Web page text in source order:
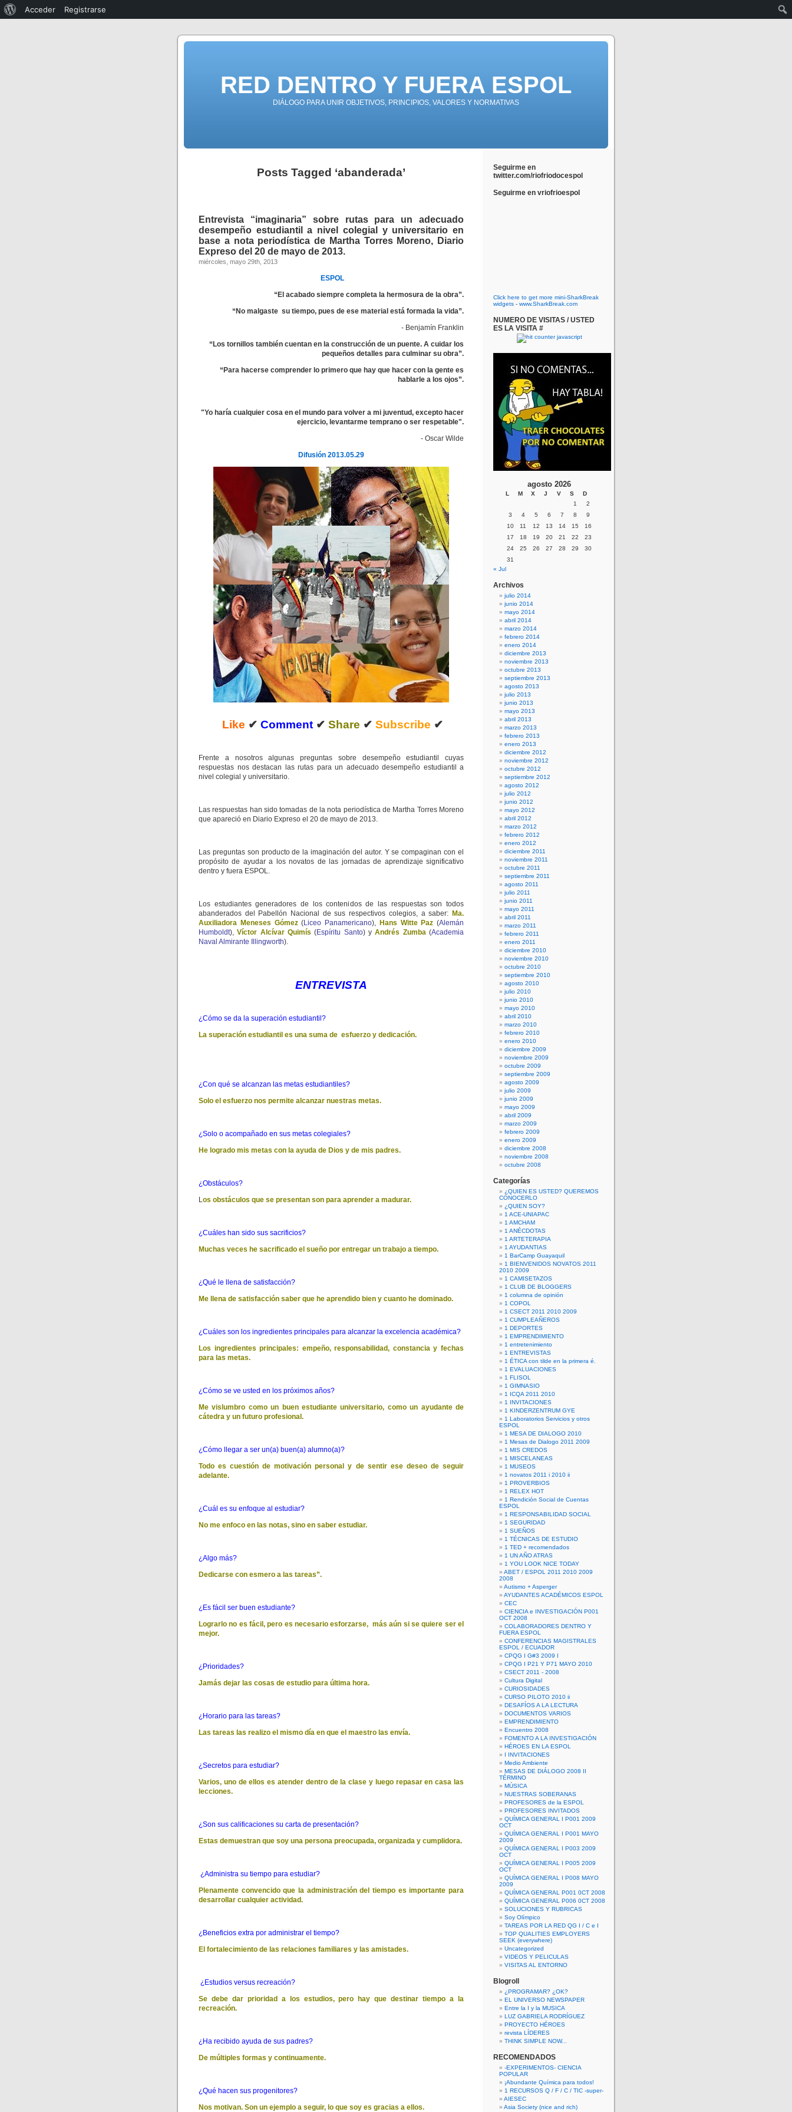
RED DENTRO Y FUERA ESPOL
DIÁLOGO PARA UNIR OBJETIVOS, PRINCIPIOS, VALORES Y NORMATIVAS
Posts Tagged ‘abanderada’
Entrevista “imaginaria” sobre rutas para un adecuado
desempeño estudiantil a nivel colegial y universitario en
base a nota periodística de Martha Torres Moreno, Diario
Expreso del 20 de mayo de 2013.
miércoles, mayo 29th, 2013
ESPOL
“El acabado siempre completa la hermosura de la obra”.
“No malgaste su tiempo, pues de ese material está formada la vida”.
- Benjamín Franklin
“Los tornillos también cuentan en la construcción de un puente. A cuidar los
pequeños detalles para culminar su obra”.
“Para hacerse comprender lo primero que hay que hacer con la gente es
hablarle a los ojos”.
"Yo haría cualquier cosa en el mundo para volver a mi juventud, excepto hacer
ejercicio, levantarme temprano o ser respetable".
- Oscar Wilde
Difusión 2013.05.29
Like ✔ Comment ✔ Share ✔ Subscribe ✔
Frente a nosotros algunas preguntas sobre desempeño estudiantil cuyas
respuestas nos destacan las rutas para un adecuado desempeño estudiantil a
nivel colegial y universitario.
Las respuestas han sido tomadas de la nota periodística de Martha Torres Moreno
que apareció en Diario Expreso el 20 de mayo de 2013.
Las preguntas son producto de la imaginación del autor. Y se compaginan con el
propósito de ayudar a los novatos de las jornadas de aprendizaje significativo
dentro y fuera ESPOL.
Los estudiantes generadores de los contenidos de las respuestas son todos
abanderados del Pabellón Nacional de sus respectivos colegios, a saber: Ma.
Auxiliadora Meneses Gómez (Liceo Panamericano), Hans Witte Paz (Alemán
Humboldt),Víctor Alcívar Quimís (Espíritu Santo) yAndrés Zumba(Academia
Naval Almirante Illingworth).
ENTREVISTA
¿Cómo se da la superación estudiantil?
La superación estudiantil es una suma de esfuerzo y dedicación.
¿Con qué se alcanzan las metas estudiantiles?
Solo el esfuerzo nos permite alcanzar nuestras metas.
¿Solo o acompañado en sus metas colegiales?
He logrado mis metas con la ayuda de Dios y de mis padres.
¿Obstáculos?
Los obstáculos que se presentan son para aprender a madurar.
¿Cuáles han sido sus sacrificios?
Muchas veces he sacrificado el sueño por entregar un trabajo a tiempo.
¿Qué le llena de satisfacción?
Me llena de satisfacción saber que he aprendido bien y cuanto he dominado.
¿Cuáles son los ingredientes principales para alcanzar la excelencia académica?
Los ingredientes principales: empeño, responsabilidad, constancia y fechas
para las metas.
¿Cómo se ve usted en los próximos años?
Me vislumbro como un buen estudiante universitario, como un ayudante de
cátedra y un futuro profesional.
¿Cómo llegar a ser un(a) buen(a) alumno(a)?
Todo es cuestión de motivación personal y de sentir ese deseo de seguir
adelante.
¿Cuál es su enfoque al estudiar?
No me enfoco en las notas, sino en saber estudiar.
¿Algo más?
Dedicarse con esmero a las tareas”.
¿Es fácil ser buen estudiante?
Lograrlo no es fácil, pero es necesario esforzarse, más aún si se quiere ser el
mejor.
¿Prioridades?
Jamás dejar las cosas de estudio para última hora.
¿Horario para las tareas?
Las tareas las realizo el mismo día en que el maestro las envía.
¿Secretos para estudiar?
Varios, uno de ellos es atender dentro de la clase y luego repasar en casa las
lecciones.
¿Son sus calificaciones su carta de presentación?
Estas demuestran que soy una persona preocupada, organizada y cumplidora.
¿Administra su tiempo para estudiar?
Plenamente convencido que la administración del tiempo es importante para
desarrollar cualquier actividad.
¿Beneficios extra por administrar el tiempo?
El fortalecimiento de las relaciones familiares y las amistades.
¿Estudios versus recreación?
Se debe dar prioridad a los estudios, pero hay que destinar tiempo a la
recreación.
¿Ha recibido ayuda de sus padres?
De múltiples formas y continuamente.
¿Qué hacen sus progenitores?
Nos motivan. Son un ejemplo a seguir, lo que soy es gracias a ellos.
Seguirme en
twitter.com/riofriodocespol
Seguirme en vriofrioespol
Click here to get more mini-SharkBreak
widgets - www.SharkBreak.com
NUMERO DE VISITAS / USTED
ES LA VISITA #
agosto 2026
L M X J V S
D
1
2
3
4 5 6 7 8
9
10
11 12 13 14 15
16
17
18 19 20 21 22
23
24
25 26 27 28 29
30
31
« Jul
Archivos
julio 2014
junio 2014
mayo 2014
abril 2014
marzo 2014
febrero 2014
enero 2014
diciembre 2013
noviembre 2013
octubre 2013
septiembre 2013
agosto 2013
julio 2013
junio 2013
mayo 2013
abril 2013
marzo 2013
febrero 2013
enero 2013
diciembre 2012
noviembre 2012
octubre 2012
septiembre 2012
agosto 2012
julio 2012
junio 2012
mayo 2012
abril 2012
marzo 2012
febrero 2012
enero 2012
diciembre 2011
noviembre 2011
octubre 2011
septiembre 2011
agosto 2011
julio 2011
junio 2011
mayo 2011
abril 2011
marzo 2011
febrero 2011
enero 2011
diciembre 2010
noviembre 2010
octubre 2010
septiembre 2010
agosto 2010
julio 2010
junio 2010
mayo 2010
abril 2010
marzo 2010
febrero 2010
enero 2010
diciembre 2009
noviembre 2009
octubre 2009
septiembre 2009
agosto 2009
julio 2009
junio 2009
mayo 2009
abril 2009
marzo 2009
febrero 2009
enero 2009
diciembre 2008
noviembre 2008
octubre 2008
Categorías
¿QUIEN ES USTED? QUEREMOS
CONOCERLO
¿QUIEN SOY?
1 ACE-UNIAPAC
1 AMCHAM
1 ANÉCDOTAS
1 ARTETERAPIA
1 AYUDANTIAS
1 BarCamp Guayaquil
1 BIENVENIDOS NOVATOS 2011
2010 2009
1 CAMISETAZOS
1 CLUB DE BLOGGERS
1 columna de opinión
1 COPOL
1 CSECT 2011 2010 2009
1 CUMPLEAÑEROS
1 DEPORTES
1 EMPRENDIMIENTO
1 entretenimiento
1 ENTREVISTAS
1 ÉTICA con tilde en la primera é.
1 EVALUACIONES
1 FLISOL
1 GIMNASIO
1 ICQA 2011 2010
1 INVITACIONES
1 KINDERZENTRUM GYE
1 Laboratorios Servicios y otros
ESPOL
1 MESA DE DIALOGO 2010
1 Mesas de Dialogo 2011 2009
1 MIS CREDOS
1 MISCELANEAS
1 MUSEOS
1 novatos 2011 i 2010 ii
1 PROVERBIOS
1 RELEX HOT
1 Rendición Social de Cuentas
ESPOL
1 RESPONSABILIDAD SOCIAL
1 SEGURIDAD
1 SUEÑOS
1 TÉCNICAS DE ESTUDIO
1 TED + recomendados
1 UN AÑO ATRAS
1 YOU LOOK NICE TODAY
ABET / ESPOL 2011 2010 2009
2008
Autismo + Asperger
AYUDANTES ACADÉMICOS ESPOL
CEC
CIENCIA e INVESTIGACIÓN P001
OCT 2008
COLABORADORES DENTRO Y
FUERA ESPOL
CONFERENCIAS MAGISTRALES
ESPOL / ECUADOR
CPQG I G#3 2009 I
CPQG I P21 Y P71 MAYO 2010
CSECT 2011 - 2008
Cultura Digital
CURIOSIDADES
CURSO PILOTO 2010 ii
DESAFÍOS A LA LECTURA
DOCUMENTOS VARIOS
EMPRENDIMIENTO
Encuentro 2008
FOMENTO A LA INVESTIGACIÓN
HÉROES EN LA ESPOL
I INVITACIONES
Medio Ambiente
MESAS DE DIÁLOGO 2008 II
TÉRMINO
MÚSICA
NUESTRAS SOBERANAS
PROFESORES de la ESPOL
PROFESORES INVITADOS
QUÍMICA GENERAL I P001 2009
OCT
QUÍMICA GENERAL I P001 MAYO
2009
QUÍMICA GENERAL I P003 2009
OCT
QUÍMICA GENERAL I P005 2009
OCT
QUÍMICA GENERAL I P008 MAYO
2009
QUÍMICA GENERAL P001 0CT 2008
QUÍMICA GENERAL P006 0CT 2008
SOLUCIONES Y RUBRICAS
Soy Olímpico
TAREAS POR LA RED QG I / C e I
TOP QUALITIES EMPLOYERS
SEEK (everywhere)
Uncategorized
VIDEOS Y PELICULAS
VISITAS AL ENTORNO
Blogroll
¿PROGRAMAR? ¿OK?
EL UNIVERSO NEWSPAPER
Entre la I y la MUSICA
LUZ GABRIELA RODRÍGUEZ
PROYECTO HÉROES
revista LÍDERES
THINK SIMPLE NOW...
RECOMENDADOS
-EXPERIMENTOS- CIENCIA
POPULAR
¡Abundante Química para todos!
1 RECURSOS Q / F / C / TIC -super-
AIESEC
Asia Society (nice and rich)
Acceder Registrarse